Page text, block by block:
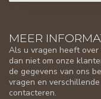
MEER
Als u vragen heeft
dan niet om onze
de gegevens van ons
vragen en
contacteren.